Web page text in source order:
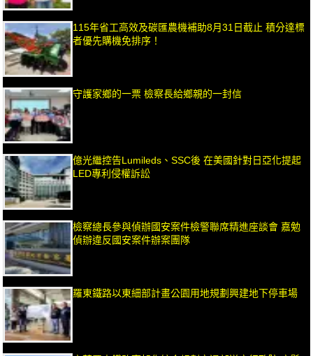
115年省工高效及碳匯農機補助8月31日截止 積分達標
者優先購機免排序！
守護家鄉的一票 檢察長給鄉親的一封信
億光繼控告Lumileds、SSC後 在美國針對日亞化提起
LED專利侵權訴訟
檢察總長參與偵辦國安案件檢警聯席精進座談會 嘉勉
偵辦違反國安案件辦案團隊
羅東鐵路以東細部計畫公園用地規劃興建地下停車場